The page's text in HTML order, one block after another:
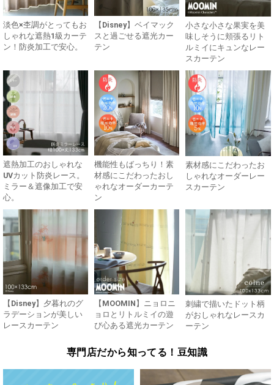
淡色×杢調がとってもお
しゃれな遮熱1級カーテ
ン！防炎加工で安心。
【Disney】ベイマック
スと過ごせる遮光カー
テン
小さな小さな果実を美
味しそうに頬張るリト
ルミイにキュンなレー
スカーテン
遮熱加工のおしゃれな
UVカット防炎レース。
ミラー＆遮像加工で安
心。
機能性もばっちり！素
材感にこだわったおし
ゃれなオーダーカーテ
ン
素材感にこだわったお
しゃれなオーダーレー
スカーテン
【Disney】夕暮れのグ
ラデーションが美しい
レースカーテン
【MOOMIN】ニョロニ
ョロとリトルミイの遊
び心ある遮光カーテン
刺繍で描いたドット柄
がおしゃれなレースカ
ーテン
専門店だから知ってる！豆知識